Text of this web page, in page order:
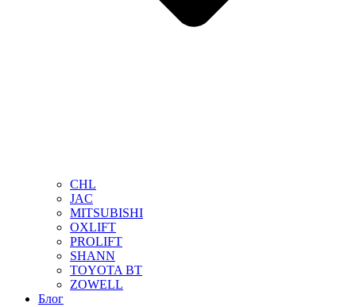
CHL
JAC
MITSUBISHI
OXLIFT
PROLIFT
SHANN
TOYOTA BT
ZOWELL
Блог